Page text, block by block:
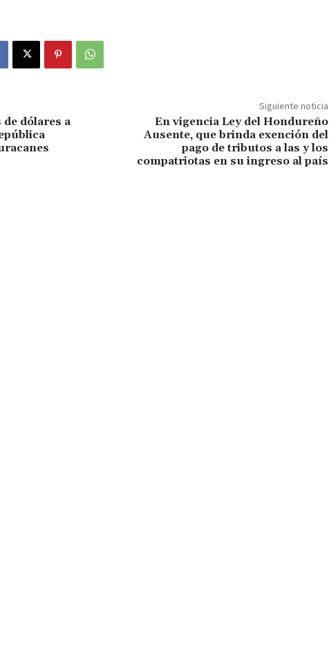
dólares a
Siguiente noticia
En vigencia Ley del Hondureño
Ausente, que brinda exención del
pago de tributos a las y los
compatriotas en su ingreso al país